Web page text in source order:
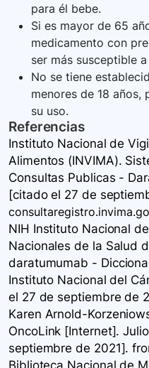
para él bebe.
Si es mayor de 65
medicamento con
ser más susceptible
No se tiene
menores de 18 años,
su uso.
Referencias
Instituto Nacional de
Alimentos (INVIMA).
Consultas Publicas -
[citado el 27 de
NIH Instituto Nacional
Nacionales de la Salud
daratumumab -
Instituto Nacional del
el 27 de septiembre de
Karen Arnold-
OncoLink [Internet].
septiembre de 2021].